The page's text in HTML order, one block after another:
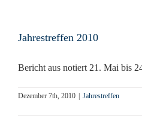
Jahrestreffen 2010
Bericht aus notiert 21. Mai bis
Dezember 7th, 2010
Jahrestreffen